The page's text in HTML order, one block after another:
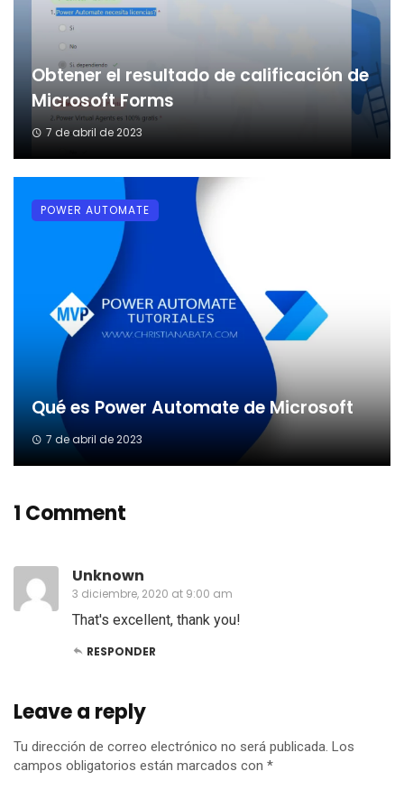
Obtener el resultado de calificación de
Microsoft Forms
7 de abril de 2023
Qué es Power Automate de Microsoft
7 de abril de 2023
POWER AUTOMATE
1 Comment
Unknown
3 diciembre, 2020 at 9:00 am
That's excellent, thank you!
RESPONDER
Leave a reply
Tu dirección de correo electrónico no será publicada. Los
campos obligatorios están marcados con *